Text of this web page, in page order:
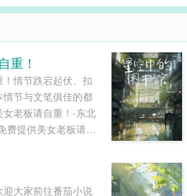
重！
情节跌宕起伏、扣
情节与文笔俱佳的都
老板请自重！-东北
费提供美女老板请自
大家前往番茄小说